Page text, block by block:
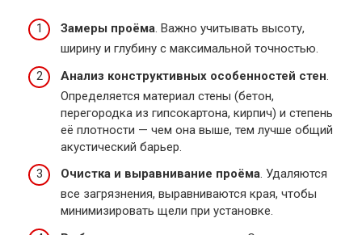
Замеры проёма. Важно учитывать высоту,
ширину и глубину с максимальной точностью.
Анализ конструктивных особенностей стен.
Определяется материал стены (бетон,
перегородка из гипсокартона, кирпич) и степень
её плотности — чем она выше, тем лучше общий
акустический барьер.
Очистка и выравнивание проёма. Удаляются
все загрязнения, выравниваются края, чтобы
минимизировать щели при установке.